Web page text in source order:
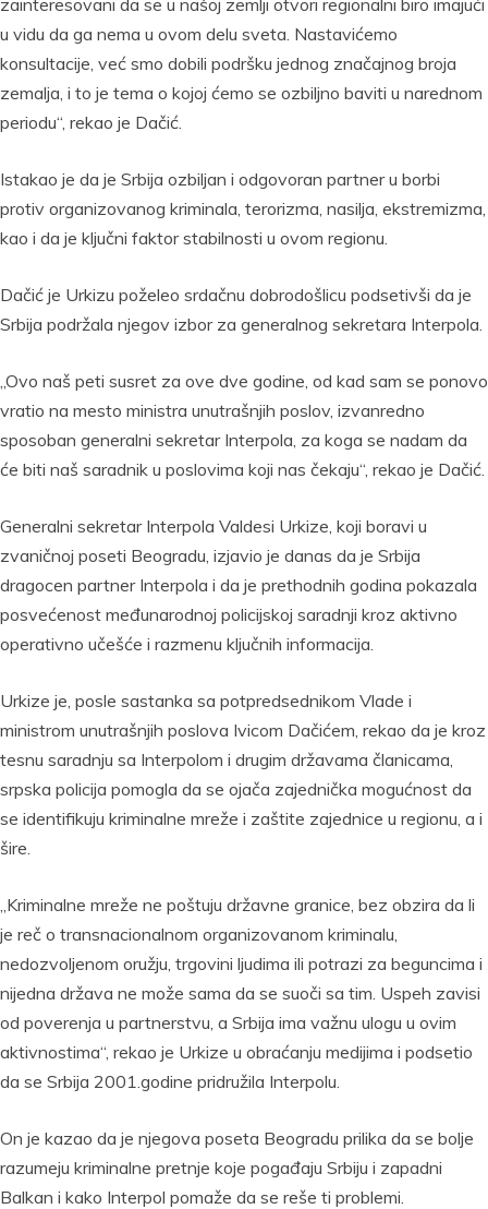
zainteresovani da se u našoj zemlji otvori regionalni biro imajući
u vidu da ga nema u ovom delu sveta. Nastavićemo
konsultacije, već smo dobili podršku jednog značajnog broja
zemalja, i to je tema o kojoj ćemo se ozbiljno baviti u narednom
periodu“, rekao je Dačić.
Istakao je da je Srbija ozbiljan i odgovoran partner u borbi
protiv organizovanog kriminala, terorizma, nasilja, ekstremizma,
kao i da je ključni faktor stabilnosti u ovom regionu.
Dačić je Urkizu poželeo srdačnu dobrodošlicu podsetivši da je
Srbija podržala njegov izbor za generalnog sekretara Interpola.
„Ovo naš peti susret za ove dve godine, od kad sam se ponovo
vratio na mesto ministra unutrašnjih poslov, izvanredno
sposoban generalni sekretar Interpola, za koga se nadam da
će biti naš saradnik u poslovima koji nas čekaju“, rekao je Dačić.
Generalni sekretar Interpola Valdesi Urkize, koji boravi u
zvaničnoj poseti Beogradu, izjavio je danas da je Srbija
dragocen partner Interpola i da je prethodnih godina pokazala
posvećenost međunarodnoj policijskoj saradnji kroz aktivno
operativno učešće i razmenu ključnih informacija.
Urkize je, posle sastanka sa potpredsednikom Vlade i
ministrom unutrašnjih poslova Ivicom Dačićem, rekao da je kroz
tesnu saradnju sa Interpolom i drugim državama članicama,
srpska policija pomogla da se ojača zajednička mogućnost da
se identifikuju kriminalne mreže i zaštite zajednice u regionu, a i
šire.
„Kriminalne mreže ne poštuju državne granice, bez obzira da li
je reč o transnacionalnom organizovanom kriminalu,
nedozvoljenom oružju, trgovini ljudima ili potrazi za beguncima i
nijedna država ne može sama da se suoči sa tim. Uspeh zavisi
od poverenja u partnerstvu, a Srbija ima važnu ulogu u ovim
aktivnostima“, rekao je Urkize u obraćanju medijima i podsetio
da se Srbija 2001.godine pridružila Interpolu.
On je kazao da je njegova poseta Beogradu prilika da se bolje
razumeju kriminalne pretnje koje pogađaju Srbiju i zapadni
Balkan i kako Interpol pomaže da se reše ti problemi.